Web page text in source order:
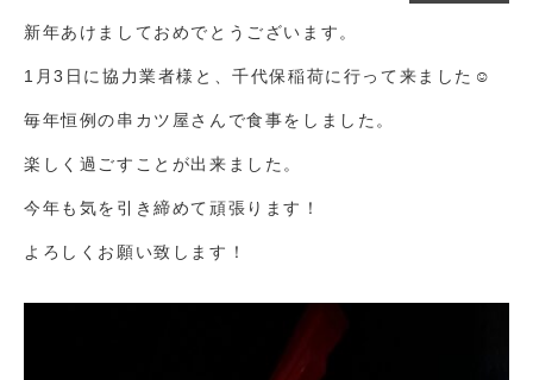
新年あけましておめでとうございます。
1月3日に協力業者様と、千代保稲荷に行って来ました☺
毎年恒例の串カツ屋さんで食事をしました。
楽しく過ごすことが出来ました。
今年も気を引き締めて頑張ります！
よろしくお願い致します！